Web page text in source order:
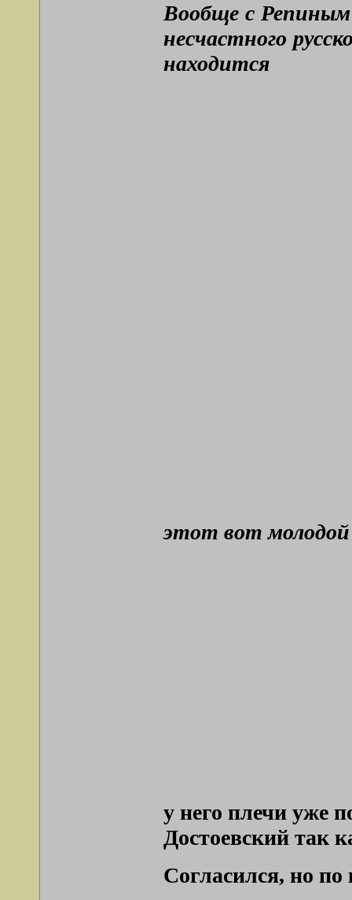
Вообще с Репиным
несчастного
находится
этот вот молодой
у него плечи уже
Достоевский так
Согласился, но